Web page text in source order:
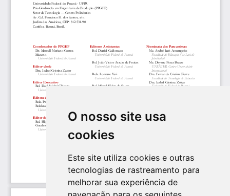
O nosso site usa
cookies
Este site utiliza cookies e outras
tecnologias de rastreamento para
melhorar sua experiência de